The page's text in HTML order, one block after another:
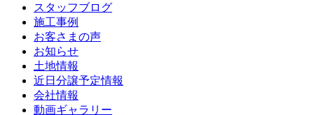
スタッフブログ
施工事例
お客さまの声
お知らせ
土地情報
近日分譲予定情報
会社情報
動画ギャラリー